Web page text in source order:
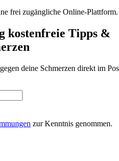
frei zugängliche Online-
kostenfreie Tipps &
deine Schmerzen direkt im
zur Kenntnis genommen.